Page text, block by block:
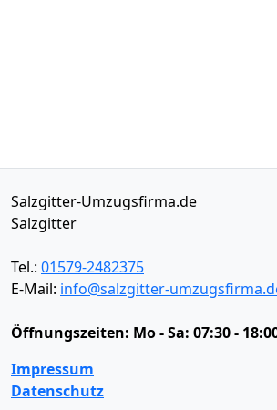
Salzgitter-Umzugsfirma.de
Salzgitter
Tel.: 01579-2482375
E-Mail: info@salzgitter-
Öffnungszeiten: Mo - Sa: 07:30 -
Impressum
Datenschutz